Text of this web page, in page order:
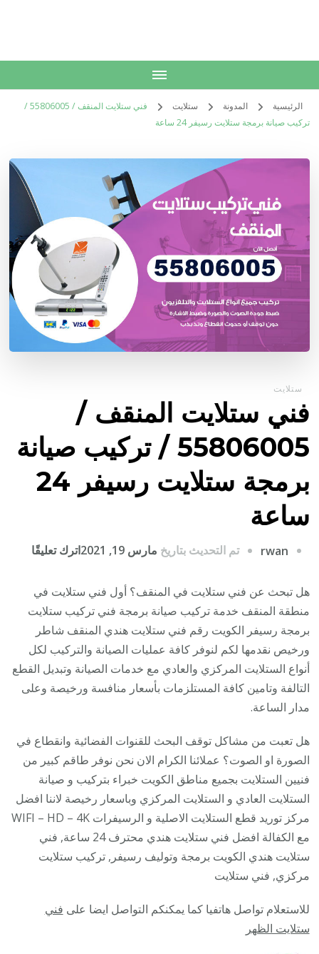
الرئيسية المدونة ستلايت
فني ستلايت المنقف / 55806005 /
تركيب صيانة برمجة ستلايت رسيفر 24 ساعة
ستلايت
فني ستلايت المنقف /
55806005 / تركيب صيانة
برمجة ستلايت رسيفر 24
ساعة
rwan تم التحديث بتاريخ مارس 19, 2021 اترك تعليقًا
/
رسيفر
ساعة
هل تبحث عن فني ستلايت في المنقف؟ أول فني ستلايت في
منطقة المنقف خدمة تركيب صيانة برمجة فني تركيب ستلايت
برمجة رسيفر الكويت رقم فني ستلايت هندي المنقف شاطر
ورخيص نقدمها لكم لنوفر كافة عمليات الصيانة والتركيب لكل
أنواع الستلايت المركزي والعادي مع خدمات الصيانة وتبديل القطع
التالفة وتامين كافة المستلزمات بأسعار منافسة ورخيصة وعلى
مدار الساعة.
هل تعبت من مشاكل توقف البحث للقنوات الفضائية وانقطاع في
الصورة او الصوت؟ عملائنا الكرام الان نحن نوفر طاقم كبير من
فنيين الستلايت بجميع مناطق الكويت خبراء بتركيب و صيانة
الستلايت العادي و الستلايت المركزي وباسعار رخيصة لاننا افضل
مركز توريد قطع الستلايت الاصلية و الرسيفرات WIFI – HD – 4K
مع الكفالة افضل فني ستلايت هندي محترف 24 ساعة, فني
ستلايت هندي الكويت برمجة وتوليف رسيفر, تركيب ستلايت
مركزي, فني ستلايت
للاستعلام تواصل هاتفيا كما يمكنكم التواصل ايضا على فني
ستلايت الظهر